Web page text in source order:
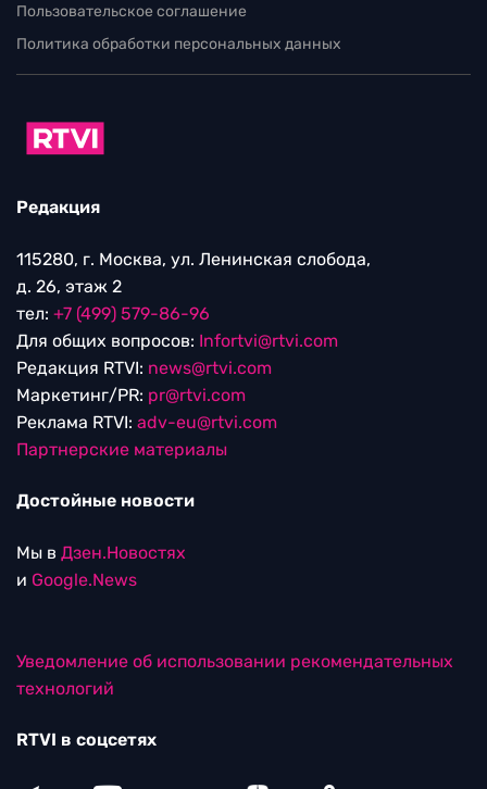
Пользовательское соглашение
Политика обработки персональных данных
Редакция
115280, г. Москва, ул. Ленинская слобода,
д. 26, этаж 2
тел: +7 (499) 579-86-96
Для общих вопросов: Infortvi@rtvi.com
Редакция RTVI: news@rtvi.com
Маркетинг/PR: pr@rtvi.com
Реклама RTVI: adv-eu@rtvi.com
Партнерские материалы
Достойные новости
Мы в Дзен.Новостях
и Google.News
Уведомление об использовании рекомендательных
технологий
RTVI в соцсетях